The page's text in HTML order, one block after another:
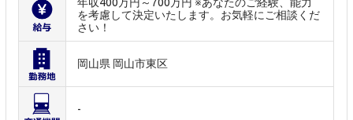
年収400万円～700万円 ※あなたのご経験、能力
を考慮して決定いたします。お気軽にご相談くだ
さい！
岡山県 岡山市東区
-